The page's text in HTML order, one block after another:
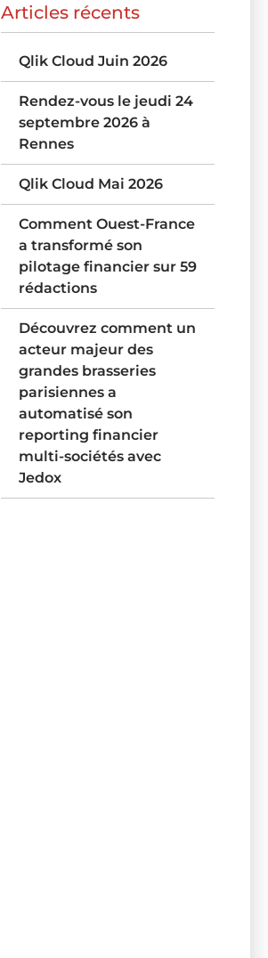
Articles récents
Qlik Cloud Juin 2026
Rendez-vous le jeudi 24
septembre 2026 à
Rennes
Qlik Cloud Mai 2026
Comment Ouest-France
a transformé son
pilotage financier sur 59
rédactions
Découvrez comment un
acteur majeur des
grandes brasseries
parisiennes a
automatisé son
reporting financier
multi-sociétés avec
Jedox